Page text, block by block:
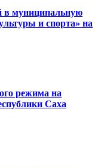
в муниципальную
и спорта» на
режима на
Саха